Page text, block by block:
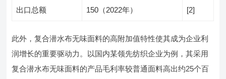
出口总额 150（2022年） [2]
此外，复合潜水布无味面料的高附加值特性使其成为企业利
润增长的重要驱动力。以国内某领先纺织企业为例，其采用
复合潜水布无味面料的产品毛利率较普通面料高出约25个百